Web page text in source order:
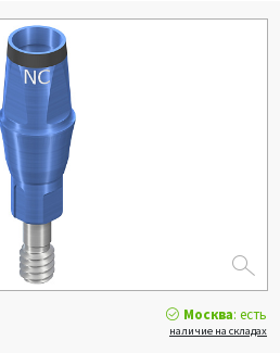
Москва: есть
наличие на складах